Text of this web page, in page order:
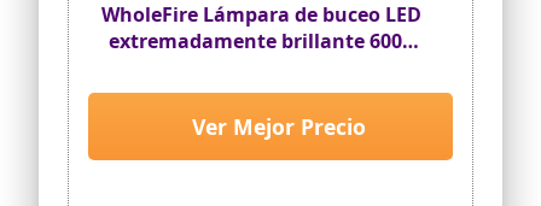
WholeFire Lámpara de buceo LED
extremadamente brillante 6000
30 m, linterna subacuática,
XHP70 recargable, lámpara de
buceo para cuevas submarinas
Ver Mejor Precio